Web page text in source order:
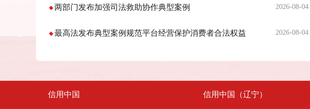
两部门发布加强司法救助协作典型案例 2026-08-04
最高法发布典型案例规范平台经营保护消费者合法权益 2026-08-04
信用中国 信用中国（辽宁）